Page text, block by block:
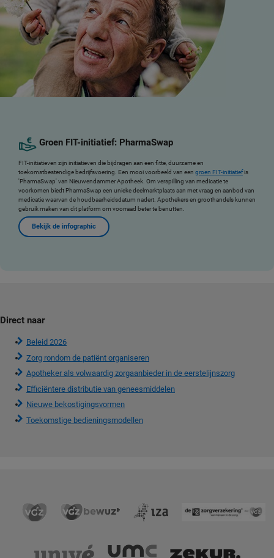
Groen FIT-initiatief: PharmaSwap
FIT-initiatieven zijn initiatieven die bijdragen aan een fitte, duurzame en
toekomstbestendige bedrijfsvoering. Een mooi voorbeeld van een groen FIT-initiatief is
'PharmaSwap' van Nieuwendammer Apotheek. Om verspilling van medicatie te
voorkomen biedt PharmaSwap een unieke deelmarktplaats aan met vraag en aanbod van
medicatie waarvan de houdbaarheidsdatum nadert. Apothekers en groothandels kunnen
gebruik maken van dit platform om voorraad beter te benutten.
Bekijk de infographic
Direct naar
Beleid 2026
Zorg rondom de patiënt organiseren
Apotheker als volwaardig zorgaanbieder in de eerstelijnszorg
Efficiëntere distributie van geneesmiddelen
Nieuwe bekostigingsvormen
Toekomstige bedieningsmodellen